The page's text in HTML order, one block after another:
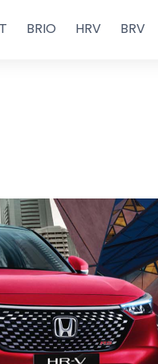
BRIO HRV BRV